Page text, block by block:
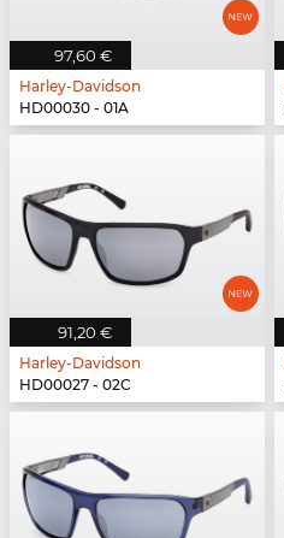
97,60 €
Harley-Davidson
HD00030 - 01A
91,20 €
Harley-Davidson
HD00027 - 02C